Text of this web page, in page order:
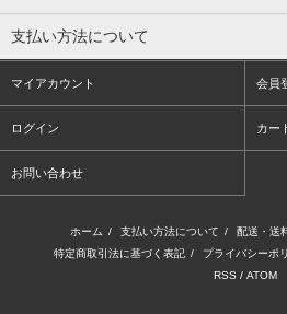
支払い方法について
マイアカウント 会員
ログイン カー
お問い合わせ
ホーム / 支払い方法について / 配送・送
特定商取引法に基づく表記 / プライバシーポ
RSS / ATOM